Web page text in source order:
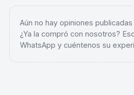
Aún no hay opiniones
¿Ya la compró con nosotros?
WhatsApp y cuéntenos su